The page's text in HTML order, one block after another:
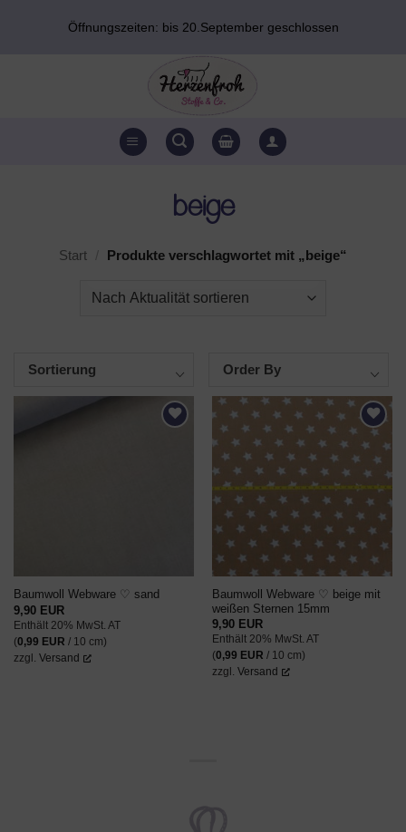
Öffnungszeiten: bis 20.September geschlossen
beige
Start Produkte verschlagwortet mit „beige“
Sortierung Order By
Baumwoll Webware ♡ sand
9,90 EUR
Enthält 20% MwSt. AT
(0,99 EUR / 10 cm)
zzgl. Versand
AUF DEN
WUNSCHZETTEL
Baumwoll Webware ♡ beige mit
weißen Sternen 15mm
9,90 EUR
Enthält 20% MwSt. AT
(0,99 EUR / 10 cm)
zzgl. Versand